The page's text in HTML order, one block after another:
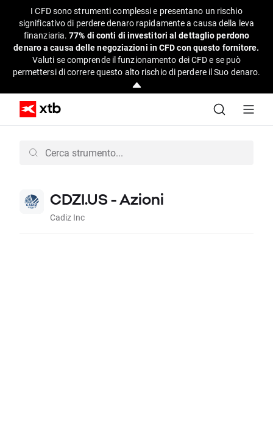
I CFD sono strumenti complessi e presentano un rischio
significativo di perdere denaro rapidamente a causa della leva
finanziaria.77% di conti di investitori al dettaglio perdono
denaro a causa delle negoziazioni in CFD con questo fornitore.
Valuti se comprende il funzionamento dei CFD e se può
permettersi di correre questo alto rischio di perdere il Suo denaro.
CDZI.US - Azioni
Cadiz Inc